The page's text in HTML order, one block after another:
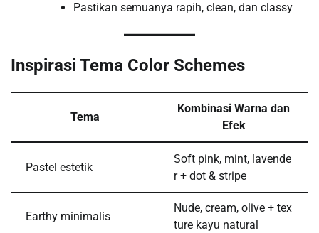
Pastikan semuanya rapih, clean, dan classy
Inspirasi Tema Color Schemes
Tema
Kombinasi Warna dan
Efek
Pastel estetik
Soft pink, mint, lavende
r + dot & stripe
Earthy minimalis
Nude, cream, olive + tex
ture kayu natural